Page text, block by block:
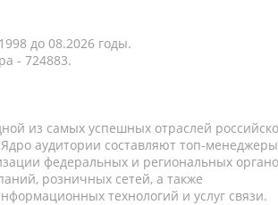
до 08.2026 годы.
- 724883.
из самых успешных отраслей
аудитории составляют топ-
федеральных и региональных
розничных сетей, а также
технологий и услуг связи.